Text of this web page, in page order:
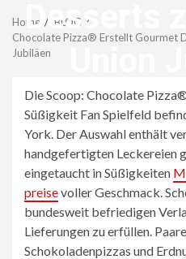
Desserts
Home
BLOG
Chocolate Pizza® Erstellt Gourmet
Jubiläen
Die Scoop: Chocolate
Süßigkeit Fan Spielfeld
York. Der Auswahl enthält
handgefertigten Leckereien
eingetaucht in Süßigkeiten
preisevoller Geschmack.
bundesweit befriedigen
Lieferungen zu erfüllen.
Schokoladenpizzas und